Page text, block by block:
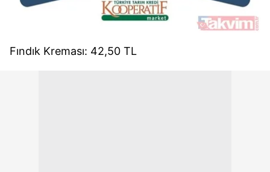
Fındık Kreması: 42,50 TL